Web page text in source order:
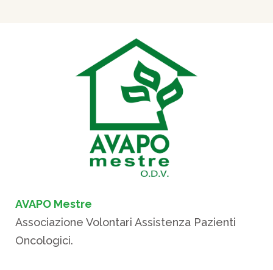
AVAPO Mestre
Associazione Volontari Assistenza Pazienti
Oncologici.